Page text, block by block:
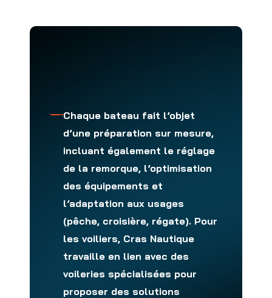
Chaque bateau fait l’objet
d’une préparation sur mesure,
incluant également le réglage
de la remorque, l’optimisation
des équipements et
l’adaptation aux usages
(pêche, croisière, régate). Pour
les voiliers, Cras Nautique
travaille en lien avec des
voileries spécialisées pour
proposer des solutions